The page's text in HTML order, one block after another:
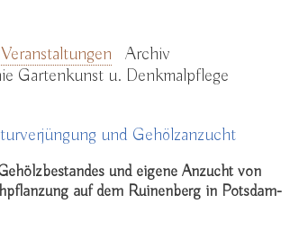
Archiv
Gartenkunst u. Denkmalpflege
und Gehölzanzucht
und eigene Anzucht von
auf dem Ruinenberg in Potsdam-